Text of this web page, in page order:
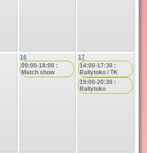
16
09:00-18:00 :
Match show
17
14:00-17:30 :
Rallytoko / TK
19:00-20:30 :
Rallytoko